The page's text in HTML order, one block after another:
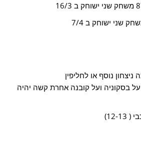
נוסף או לחליפין
על בסקוניה ועל קובנה אחרת קשה יהיה